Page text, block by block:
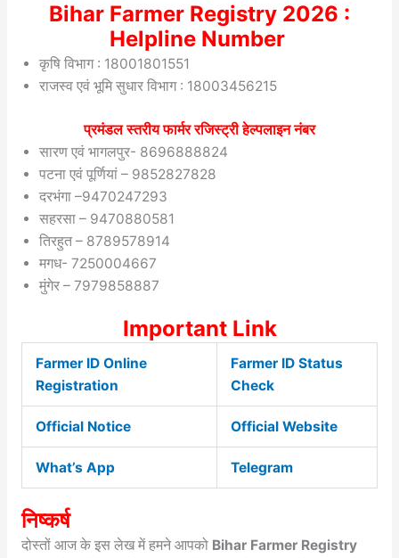
Bihar Farmer Registry 2026 :
Helpline Number
कृषि विभाग : 18001801551
राजस्व एवं भूमि सुधार विभाग : 18003456215
प्रमंडल स्तरीय फार्मर रजिस्ट्री हेल्पलाइन नंबर
सारण एवं भागलपुर- 8696888824
पटना एवं पूर्णियां – 9852827828
दरभंगा –9470247293
सहरसा – 9470880581
तिरहुत – 8789578914
मगध- 7250004667
मुंगेर – 7979858887
Important Link
Farmer ID Online
Registration
Farmer ID Status
Check
Official Notice Official Website
What’s App Telegram
निष्कर्ष
दोस्तों आज के इस लेख में हमने आपको Bihar Farmer Registry